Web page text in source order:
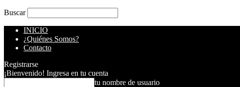
Buscar
INICIO
¿Quiénes Somos?
Contacto
Registrarse
¡Bienvenido! Ingresa en tu cuenta
tu nombre de usuario